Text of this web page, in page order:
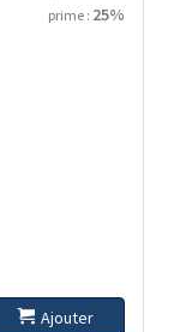
prime : 25%
Ajouter